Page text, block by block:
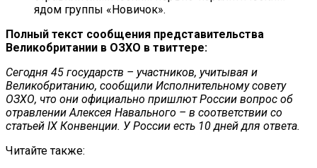
ядом группы «Новичок».
Полный текст сообщения представительства
Великобритании в ОЗХО в твиттере:
Сегодня 45 государств – участников, учитывая и
Великобританию, сообщили Исполнительному совету
ОЗХО, что они официально пришлют России вопрос об
отравлении Алексея Навального – в соответствии со
статьей IX Конвенции. У России есть 10 дней для ответа.
Читайте также: